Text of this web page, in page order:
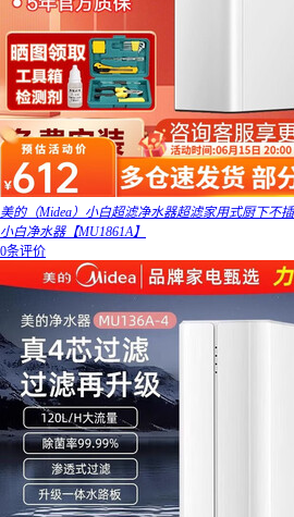
美的（Midea）小白超滤净水器超滤家用式厨下不
小白净水器【MU1861A】
0条评价